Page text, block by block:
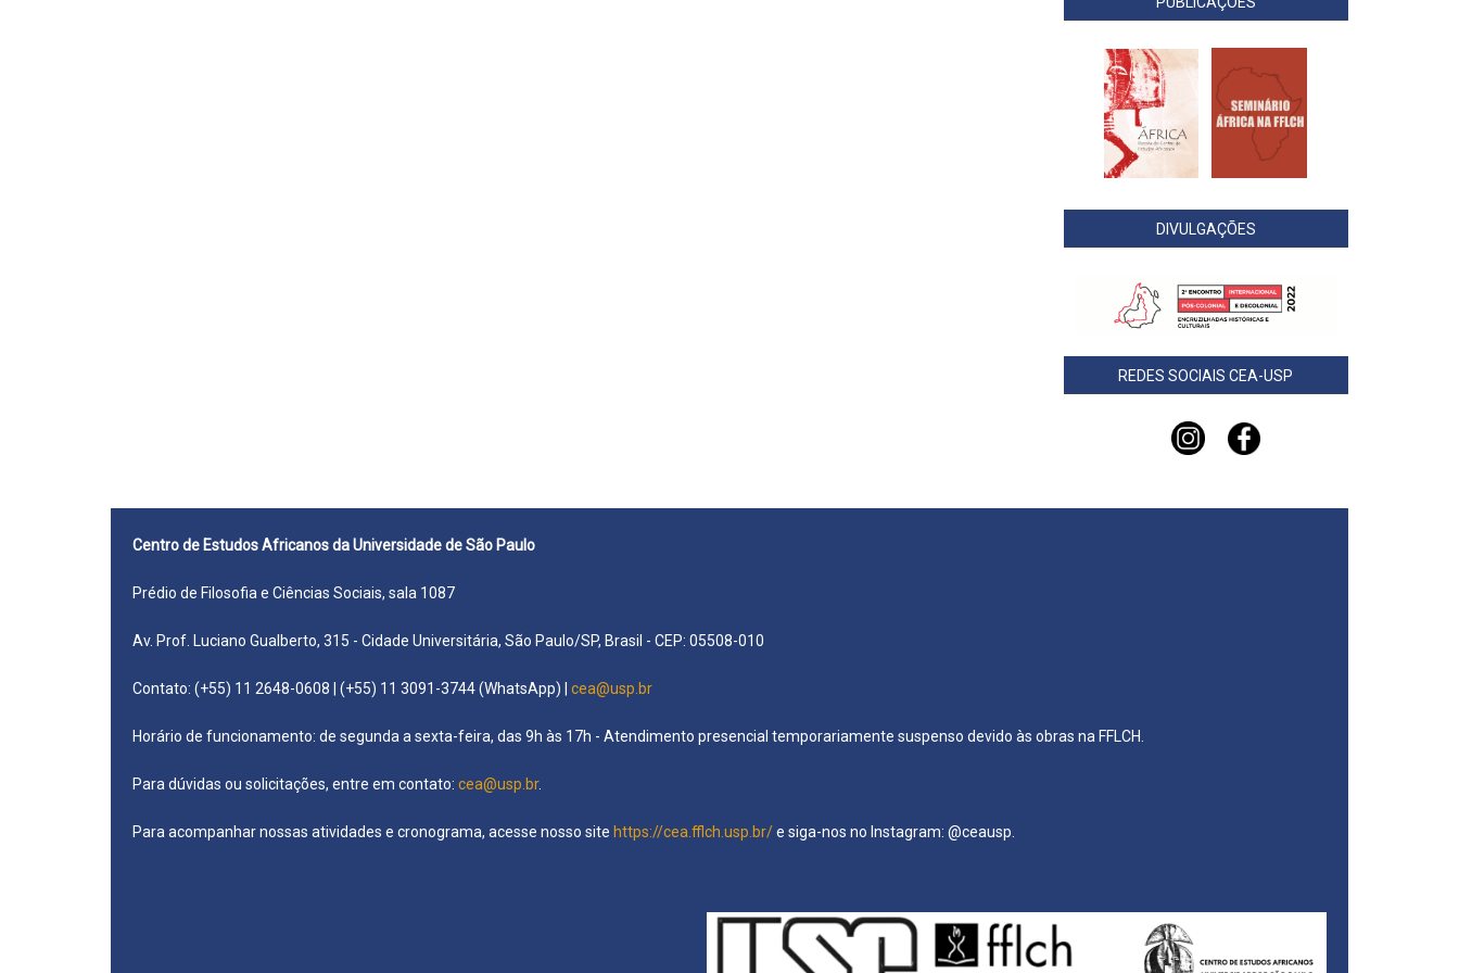
DIVULGAÇÕES
REDES SOCIAIS CEA-USP
Centro de Estudos Africanos da Universidade de São Paulo
Prédio de Filosofia e Ciências Sociais, sala 1087
Av. Prof. Luciano Gualberto, 315 - Cidade Universitária, São Paulo/SP, Brasil - CEP: 05508-010
Contato: (+55) 11 2648-0608 | (+55) 11 3091-3744 (WhatsApp) | cea@usp.br
Horário de funcionamento: de segunda a sexta-feira, das 9h às 17h - Atendimento presencial temporariamente suspenso devido às obras na FFLCH.
Para dúvidas ou solicitações, entre em contato: cea@usp.br.
Para acompanhar nossas atividades e cronograma, acesse nosso site https://cea.fflch.usp.br/e siga-nos no Instagram: @ceausp.